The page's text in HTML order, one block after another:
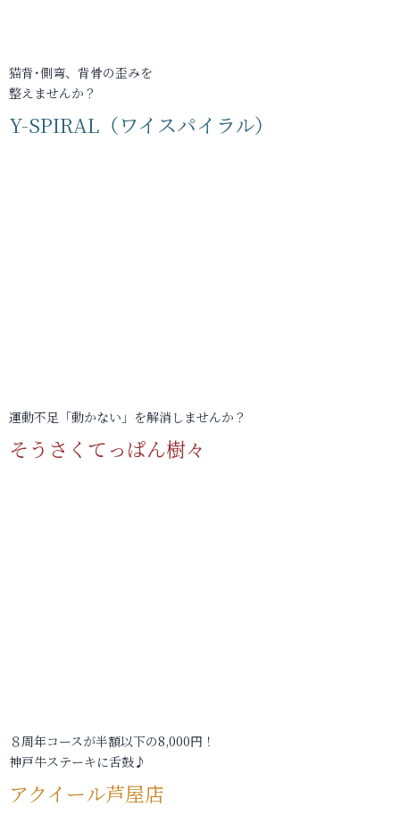
猫背･側弯、背骨の歪みを
整えませんか？
Y-SPIRAL（ワイスパイラル）
運動不足「動かない」を解消しませんか？
そうさくてっぱん樹々
８周年コースが半額以下の8,000円！
神戸牛ステーキに舌鼓♪
アクイール芦屋店